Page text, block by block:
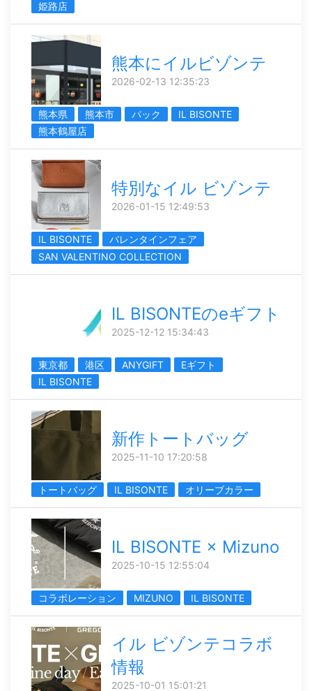
姫路店
熊本にイルビゾンテ
2026-02-13 12:35:23
熊本県 熊本市 パック
IL BISONTE
熊本鶴屋店
特別なイル ビゾンテ
2026-01-15 12:49:53
IL BISONTE
バレンタインフェア
SAN VALENTINO COLLECTION
IL BISONTEのeギフト
2025-12-12 15:34:43
東京都 港区 ANYGIFT
Eギフト
IL BISONTE
新作トートバッグ
2025-11-10 17:20:58
トートバッグ IL BISONTE オリーブカラー
IL BISONTE × Mizuno
2025-10-15 12:55:04
コラボレーション MIZUNO IL BISONTE
イル ビゾンテコラボ
情報
2025-10-01 15:01:21